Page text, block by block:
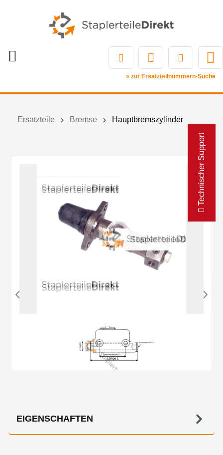
Technischer Support
» zur Ersatzteilnummern-Suche
Ersatzteile Bremse Hauptbremszylinder
EIGENSCHAFTEN